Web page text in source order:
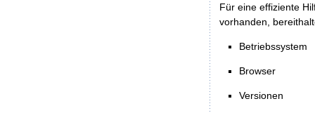
Für eine effiziente
vorhanden,
Betriebssystem
Browser
Versionen